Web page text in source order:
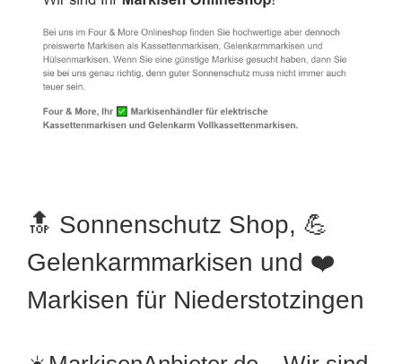
🔝 Sonnenschutz Shop, 💪
Gelenkarmmarkisen und ❤️
Markisen für Niederstotzingen